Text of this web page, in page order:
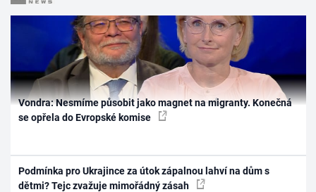
Vondra: Nesmíme působit jako magnet na migranty. Konečná
se opřela do Evropské komise
Podmínka pro Ukrajince za útok zápalnou lahví na dům s
dětmi? Tejc zvažuje mimořádný zásah